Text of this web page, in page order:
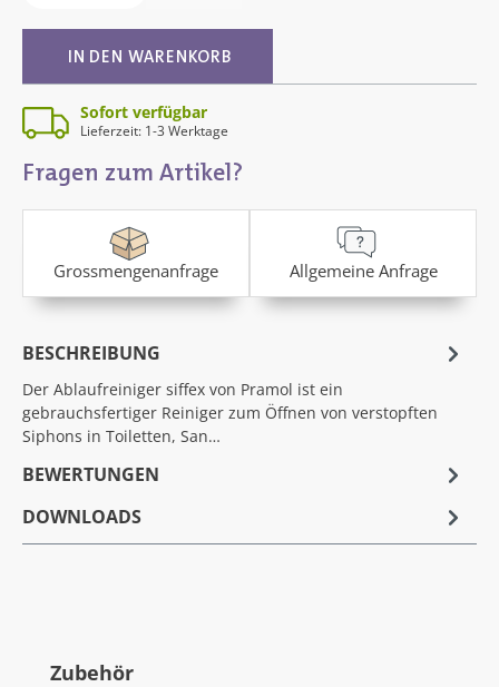
IN DEN WARENKORB
Sofort verfügbar
Lieferzeit: 1-3 Werktage
Fragen zum Artikel?
Grossmengenanfrage Allgemeine Anfrage
BESCHREIBUNG
Der Ablaufreiniger siffex von Pramol ist ein
gebrauchsfertiger Reiniger zum Öffnen von verstopften
Siphons in Toiletten, San…
BEWERTUNGEN
DOWNLOADS
Produktgalerie überspringen
Zubehör